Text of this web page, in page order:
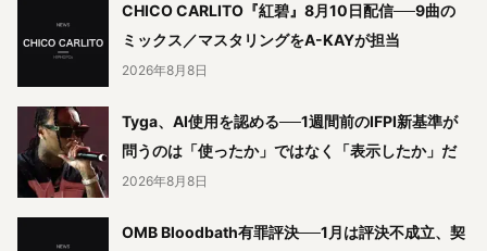
CHICO CARLITO『紅碧』8月10日配信──9曲の
ミックス／マスタリングをA-KAYが担当
2026年8月8日
Tyga、AI使用を認める──1週間前のIFPI新基準が
問うのは「使ったか」ではなく「表示したか」だ
2026年8月8日
OMB Bloodbath有罪評決──1月は評決不成立、契